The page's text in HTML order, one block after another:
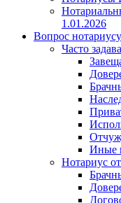
1.01.2026
Вопрос нотариусу
Часто
Иные
Нотариус